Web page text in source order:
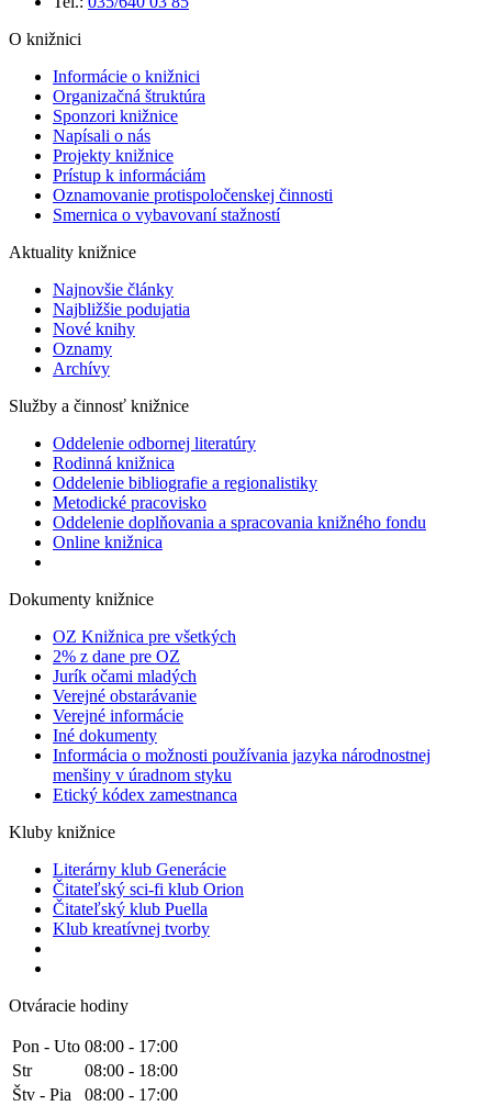
O knižnici
Informácie o knižnici
Organizačná štruktúra
Sponzori knižnice
Napísali o nás
Projekty knižnice
Prístup k informáciám
Oznamovanie protispoločenskej činnosti
Smernica o vybavovaní stažností
Aktuality knižnice
Najnovšie články
Najbližšie podujatia
Nové knihy
Oznamy
Archívy
Služby a činnosť knižnice
Oddelenie odbornej literatúry
Rodinná knižnica
Oddelenie bibliografie a regionalistiky
Metodické pracovisko
Oddelenie doplňovania a spracovania knižného fondu
Online knižnica
Dokumenty knižnice
OZ Knižnica pre všetkých
2% z dane pre OZ
Jurík očami mladých
Verejné obstarávanie
Verejné informácie
Iné dokumenty
Informácia o možnosti používania jazyka národnostnej
menšiny v úradnom styku
Etický kódex zamestnanca
Kluby knižnice
Literárny klub Generácie
Čitateľský sci-fi klub Orion
Čitateľský klub Puella
Klub kreatívnej tvorby
Otváracie hodiny
Pon - Uto 08:00 - 17:00
Str
08:00 - 18:00
Štv - Pia
08:00 - 17:00